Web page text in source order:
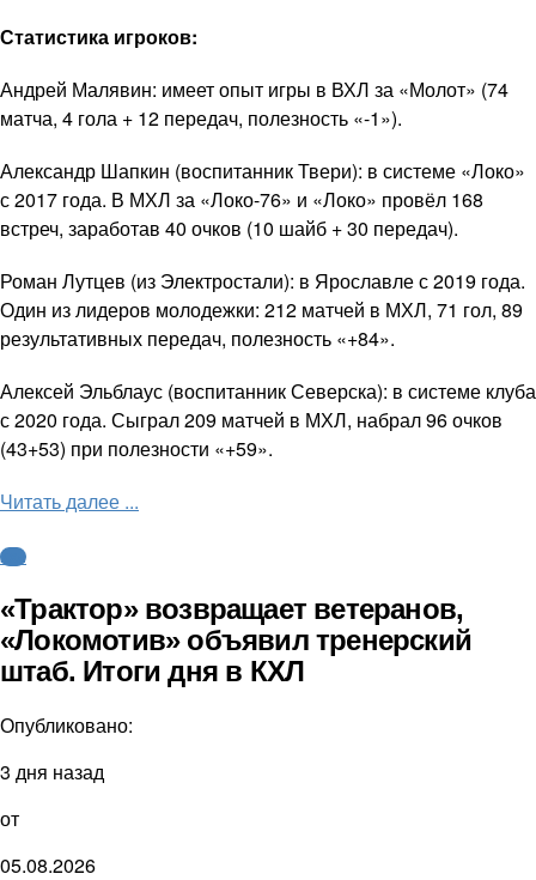
Статистика игроков:
Андрей Малявин: имеет опыт игры в ВХЛ за «Молот» (74
матча, 4 гола + 12 передач, полезность «-1»).
Александр Шапкин (воспитанник Твери): в системе «Локо»
с 2017 года. В МХЛ за «Локо-76» и «Локо» провёл 168
встреч, заработав 40 очков (10 шайб + 30 передач).
Роман Лутцев (из Электростали): в Ярославле с 2019 года.
Один из лидеров молодежки: 212 матчей в МХЛ, 71 гол, 89
результативных передач, полезность «+84».
Алексей Эльблаус (воспитанник Северска): в системе клуба
с 2020 года. Сыграл 209 матчей в МХЛ, набрал 96 очков
(43+53) при полезности «+59».
Читать далее ...
КХЛ
«Трактор» возвращает ветеранов,
«Локомотив» объявил тренерский
штаб. Итоги дня в КХЛ
Опубликовано:
3 дня назад
от
05.08.2026